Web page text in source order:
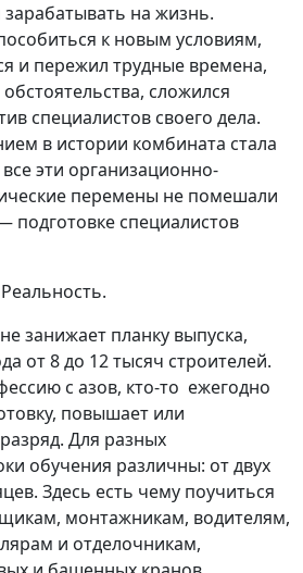
на жизнь.
к новым условиям,
и пережил трудные времена,
сложился
специалистов своего дела.
в истории комбината стала
эти организационно-
перемены не помешали
подготовке специалистов
занижает планку выпуска,
от 8 до 12 тысяч строителей.
с азов, кто-то ежегодно
повышает или
Для разных
обучения различны: от двух
Здесь есть чему поучиться
монтажникам, водителям,
и отделочникам,